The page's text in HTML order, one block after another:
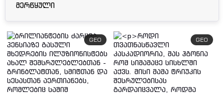
მერწყული
GEO GEO